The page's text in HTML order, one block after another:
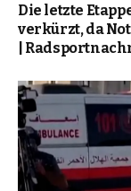
Die letzte
verkürzt, da
|